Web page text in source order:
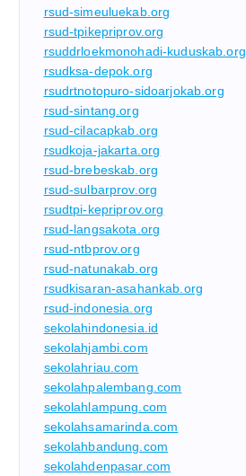
rsud-simeuluekab.org
rsud-tpikepriprov.org
rsuddrloekmonohadi-kuduskab.org
rsudksa-depok.org
rsudrtnotopuro-sidoarjokab.org
rsud-sintang.org
rsud-cilacapkab.org
rsudkoja-jakarta.org
rsud-brebeskab.org
rsud-sulbarprov.org
rsudtpi-kepriprov.org
rsud-langsakota.org
rsud-ntbprov.org
rsud-natunakab.org
rsudkisaran-asahankab.org
rsud-indonesia.org
sekolahindonesia.id
sekolahjambi.com
sekolahriau.com
sekolahpalembang.com
sekolahlampung.com
sekolahsamarinda.com
sekolahbandung.com
sekolahdenpasar.com